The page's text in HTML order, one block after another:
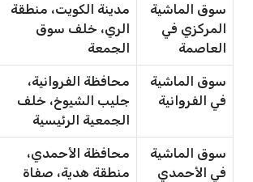
سوق الماشية
المركزي في
العاصمة
مدينة الكويت، منطقة
الري، خلف سوق
الجمعة
سوق الماشية
في الفروانية
محافظة الفروانية،
جليب الشيوخ، خلف
الجمعية الرئيسية
سوق الماشية
في الأحمدي
محافظة الأحمدي،
منطقة هدية، صفاة